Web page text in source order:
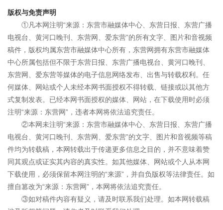
版权与免责声明
①凡本网注明“来源：东营市融媒体中心、东营日报、东营广播
电视台、黄河口晚刊、东营网、爱东营”的所有文字、图片和音视频
稿件，版权均属东营市融媒体中心所有，东营网拥有东营市融媒体
中心所属包括但不限于东营日报、东营广播电视台、黄河口晚刊、
东营网、爱东营等媒体的电子信息网络发布、出售与转载权利。任
何媒体、网站或个人未经本网书面授权不得转载、链接或以其他方
式复制发表。已经本网书面授权的媒体、网站，在下载使用时必须
注明“来源：东营网”，违者本网将依法追究责任。
②本网未注明“来源：东营市融媒体中心、东营日报、东营广播
电视台、黄河口晚刊、东营网、爱东营”的文字、图片和音视频等稿
件均为转载稿，本网转载出于传递更多信息之目的，并不意味着赞
同其观点或证实其内容的真实性。如其他媒体、网站或个人从本网
下载使用，必须保留本网注明的“来源”，并自负版权等法律责任。如
擅自篡改为“来源：东营网”，本网将依法追究责任。
③如对稿件内容有疑义，请及时联系我们处理。如本网转载稿